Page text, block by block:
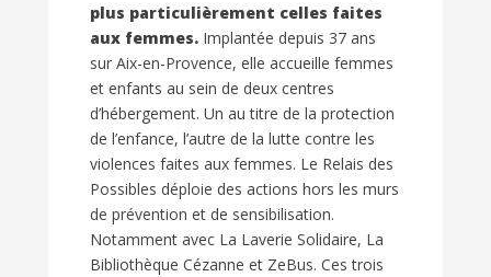
plus particulièrement celles faites
aux femmes. Implantée depuis 37 ans
sur Aix-en-Provence, elle accueille femmes
et enfants au sein de deux centres
d’hébergement. Un au titre de la protection
de l’enfance, l’autre de la lutte contre les
violences faites aux femmes. Le Relais des
Possibles déploie des actions hors les murs
de prévention et de sensibilisation.
Notamment avec La Laverie Solidaire, La
Bibliothèque Cézanne et ZeBus. Ces trois